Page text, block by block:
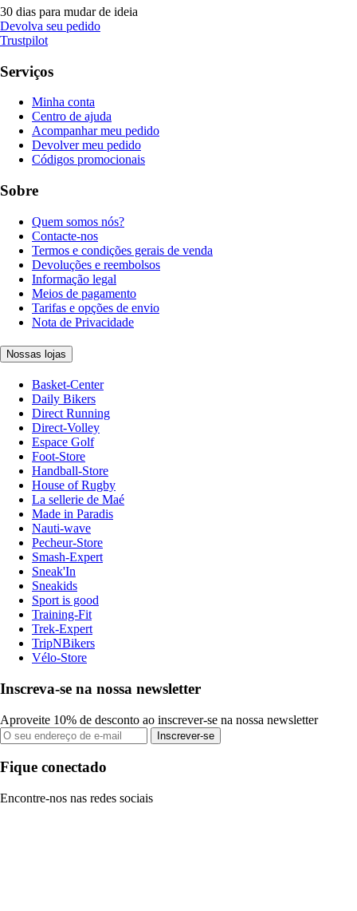
30 dias para mudar de ideia
Devolva seu pedido
Trustpilot
Serviços
Minha conta
Centro de ajuda
Acompanhar meu pedido
Devolver meu pedido
Códigos promocionais
Sobre
Quem somos nós?
Contacte-nos
Termos e condições gerais de venda
Devoluções e reembolsos
Informação legal
Meios de pagamento
Tarifas e opções de envio
Nota de Privacidade
Nossas lojas
Basket-Center
Daily Bikers
Direct Running
Direct-Volley
Espace Golf
Foot-Store
Handball-Store
House of Rugby
La sellerie de Maé
Made in Paradis
Nauti-wave
Pecheur-Store
Smash-Expert
Sneak'In
Sneakids
Sport is good
Training-Fit
Trek-Expert
TripNBikers
Vélo-Store
Inscreva-se na nossa newsletter
Aproveite 10% de desconto ao inscrever-se na nossa newsletter
Inscrever-se
Fique conectado
Encontre-nos nas redes sociais